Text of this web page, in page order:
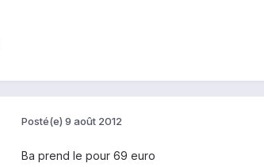
Posté(e) 9 août 2012
Ba prend le pour 69 euro